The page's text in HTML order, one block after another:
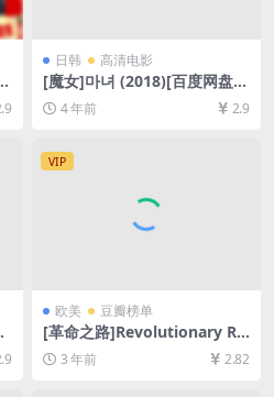
日韩 高清电影
[魔女]마녀 (2018)[百度网盘
+迅雷云盘资源1080P超清未
删减][MP4/7.9GB][韩语中字]
4 年前 2.9
/
VIP
欧美 豆瓣榜单
[革命之路]Revolutionary Ro
ad (2008)[百度网盘+夸克网盘
1080P超清未删减资源][网盘
在线播放/下载][MP4/7.6GB]
3 年前 2.82